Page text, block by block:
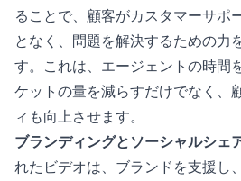
ることで、顧客がカスタマーサポ
となく、問題を解決するための力
す。これは、エージェントの時間
ケットの量を減らすだけでなく、
ィも向上させます。
ブランディングとソーシャルシェ
れたビデオは、ブランドを支援し